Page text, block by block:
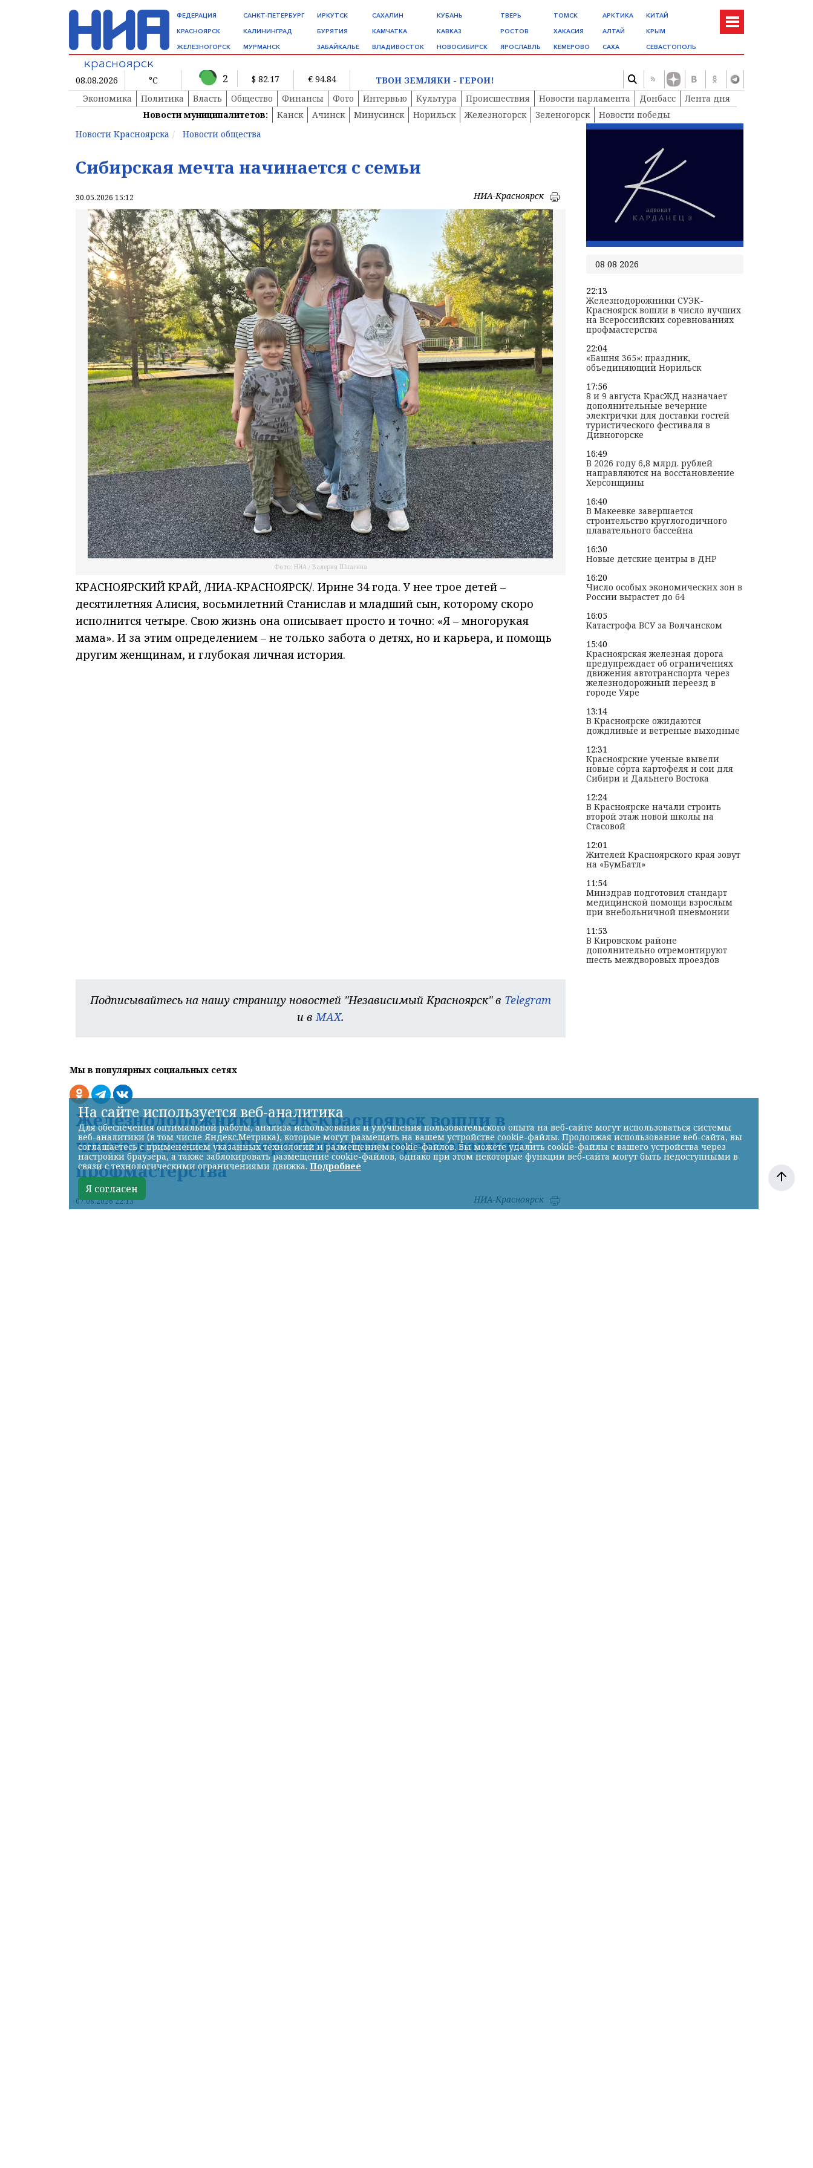
ФЕДЕРАЦИЯ
КРАСНОЯРСК
ЖЕЛЕЗНОГОРСК
САНКТ-ПЕТЕРБУРГ
КАЛИНИНГРАД
МУРМАНСК
ИРКУТСК
БУРЯТИЯ
ЗАБАЙКАЛЬЕ
САХАЛИН
КАМЧАТКА
ВЛАДИВОСТОК
КУБАНЬ
КАВКАЗ
НОВОСИБИРСК
ТВЕРЬ
РОСТОВ
ЯРОСЛАВЛЬ
ТОМСК
ХАКАСИЯ
КЕМЕРОВО
АРКТИКА
АЛТАЙ
САХА
КИТАЙ
КРЫМ
СЕВАСТОПОЛЬ
08.08.2026 °C 2 $ 82.17 € 94.84
ТВОИ ЗЕМЛЯКИ - ГЕРОИ!
Экономика
Политика Власть Общество Финансы Фото Интервью Культура Происшествия Новости парламента Донбасс
Лента дня
Новости муниципалитетов:
Канск Ачинск Минусинск Норильск Железногорск Зеленогорск
Новости победы
Новости Красноярска
Новости общества
Сибирская мечта начинается с семьи
30.05.2026 15:12 НИА-Красноярск
Фото: НИА / Валерия Шпагина
КРАСНОЯРСКИЙ КРАЙ, /НИА-КРАСНОЯРСК/. Ирине 34 года. У нее трое детей –
десятилетняя Алисия, восьмилетний Станислав и младший сын, которому скоро
исполнится четыре. Свою жизнь она описывает просто и точно: «Я – многорукая
мама». И за этим определением – не только забота о детях, но и карьера, и помощь
другим женщинам, и глубокая личная история.
Подписывайтесь на нашу страницу новостей "Независимый Красноярск" в Telegram
и вMAX.
Мы в популярных социальных сетях
Железнодорожники СУЭК-Красноярск вошли в
число лучших на Всероссийских соревнованиях
профмастерства
07.08.2026 22:13 НИА-Красноярск
08 08 2026
22:13
Железнодорожники СУЭК-
Красноярск вошли в число лучших
на Всероссийских соревнованиях
профмастерства
22:04
«Башня 365»: праздник,
объединяющий Норильск
17:56
8 и 9 августа КрасЖД назначает
дополнительные вечерние
электрички для доставки гостей
туристического фестиваля в
Дивногорске
16:49
В 2026 году 6,8 млрд. рублей
направляются на восстановление
Херсонщины
16:40
В Макеевке завершается
строительство круглогодичного
плавательного бассейна
16:30
Новые детские центры в ДНР
16:20
Число особых экономических зон в
России вырастет до 64
16:05
Катастрофа ВСУ за Волчанском
15:40
Красноярская железная дорога
предупреждает об ограничениях
движения автотранспорта через
железнодорожный переезд в
городе Уяре
13:14
В Красноярске ожидаются
дождливые и ветреные выходные
12:31
Красноярские ученые вывели
новые сорта картофеля и сои для
Сибири и Дальнего Востока
12:24
В Красноярске начали строить
второй этаж новой школы на
Стасовой
12:01
Жителей Красноярского края зовут
на «БумБатл»
11:54
Минздрав подготовил стандарт
медицинской помощи взрослым
при внебольничной пневмонии
11:53
В Кировском районе
дополнительно отремонтируют
шесть междворовых проездов
На сайте используется веб-аналитика
Для обеспечения оптимальной работы, анализа использования и улучшения пользовательского опыта на веб-сайте могут использоваться системы
веб-аналитики (в том числе Яндекс.Метрика), которые могут размещать на вашем устройстве cookie-файлы. Продолжая использование веб-сайта, вы
соглашаетесь с применением указанных технологий и размещением cookie-файлов. Вы можете удалить cookie-файлы с вашего устройства через
настройки браузера, а также заблокировать размещение cookie-файлов, однако при этом некоторые функции веб-сайта могут быть недоступными в
связи с технологическими ограничениями движка. Подробнее
Я согласен